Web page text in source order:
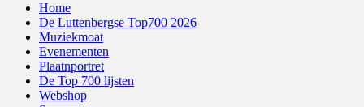
Home
De Luttenbergse Top700 2026
Muziekmoat
Evenementen
Plaatnportret
De Top 700 lijsten
Webshop